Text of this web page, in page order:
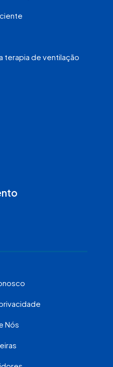
terapia de ventilação
Nós